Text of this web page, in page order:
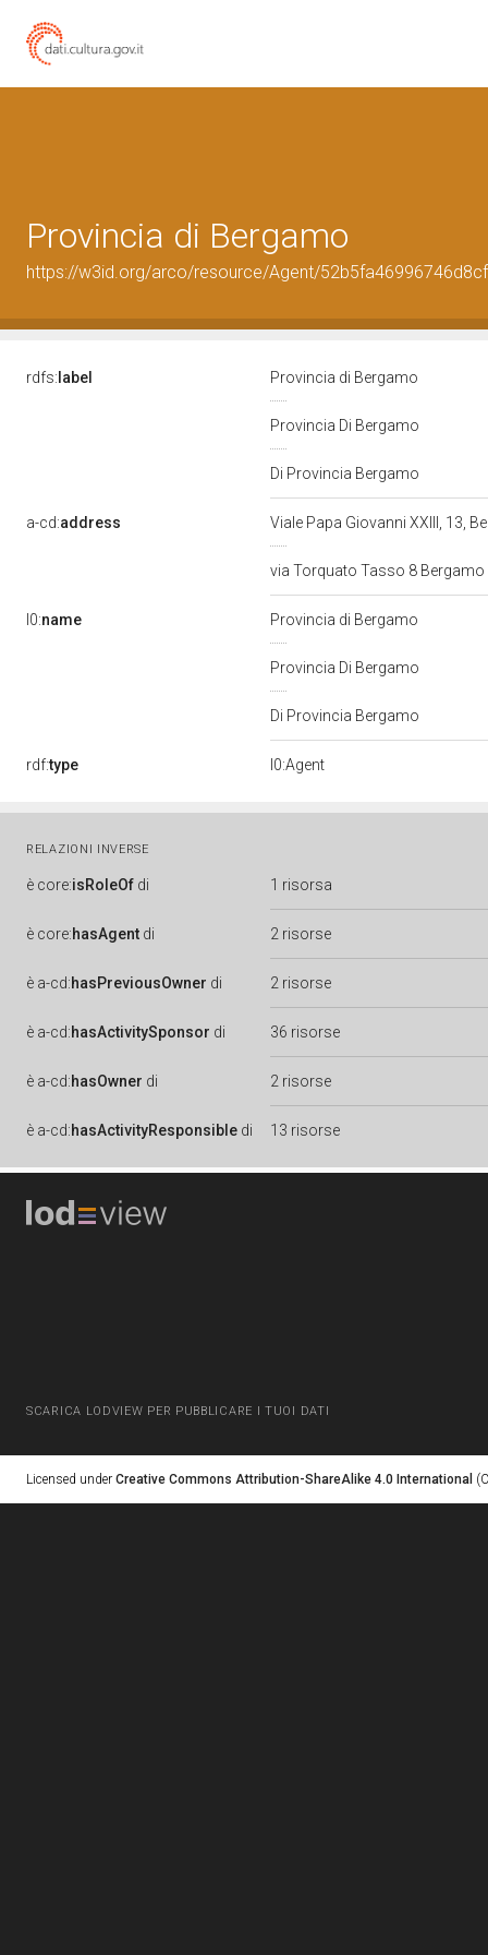
Provincia di Bergamo
https://w3id.org/arco/resource/Agent/
rdfs: label Provincia di Bergamo
Provincia Di Bergamo
Di Provincia Bergamo
a-cd:address Viale Papa Giovanni XXIII, 13,
via Torquato Tasso 8 Bergamo
l0:name Provincia di Bergamo
Provincia Di Bergamo
Di Provincia Bergamo
rdf:type l0:Agent
RELAZIONI INVERSE
è core:isRoleOf di 1 risorsa
è core:hasAgent di 2 risorse
è a-cd:hasPreviousOwner di 2 risorse
è a-cd:hasActivitySponsor di 36 risorse
è a-cd:hasOwner di 2 risorse
è a-cd:hasActivityResponsible di 13 risorse
SCARICA LODVIEW PER PUBBLICARE I TUOI DATI
Licensed under Creative Commons Attribution-ShareAlike 4.0 International